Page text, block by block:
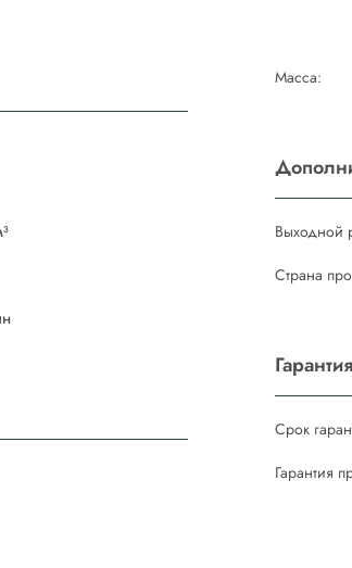
Масса:
Выходной
Страна
Гарантия
Срок
Гарантия